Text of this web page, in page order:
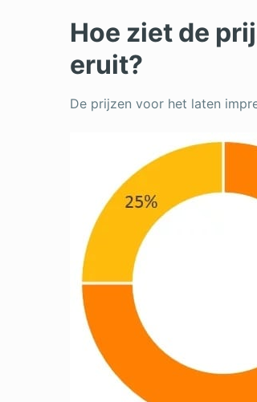
Hoe ziet de
eruit?
De prijzen voor het laten